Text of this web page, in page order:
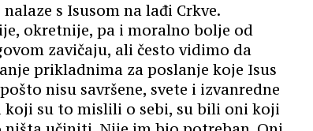
s Isusom na lađi Crkve.
okretnije, pa i moralno bolje od
zavičaju, ali često vidimo da
prikladnima za poslanje koje Isus
nisu savršene, svete i izvanredne
koji su to mislili o sebi, su bili oni koji